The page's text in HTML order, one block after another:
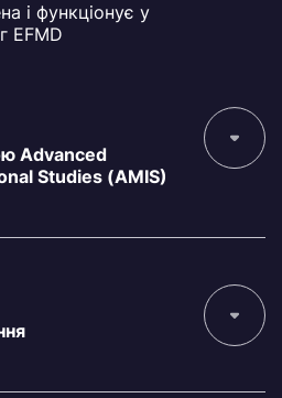
і функціонує у
EFMD
Advanced
Studies (AMIS)